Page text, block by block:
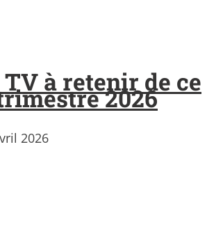
TV à retenir de ce
2026
2026